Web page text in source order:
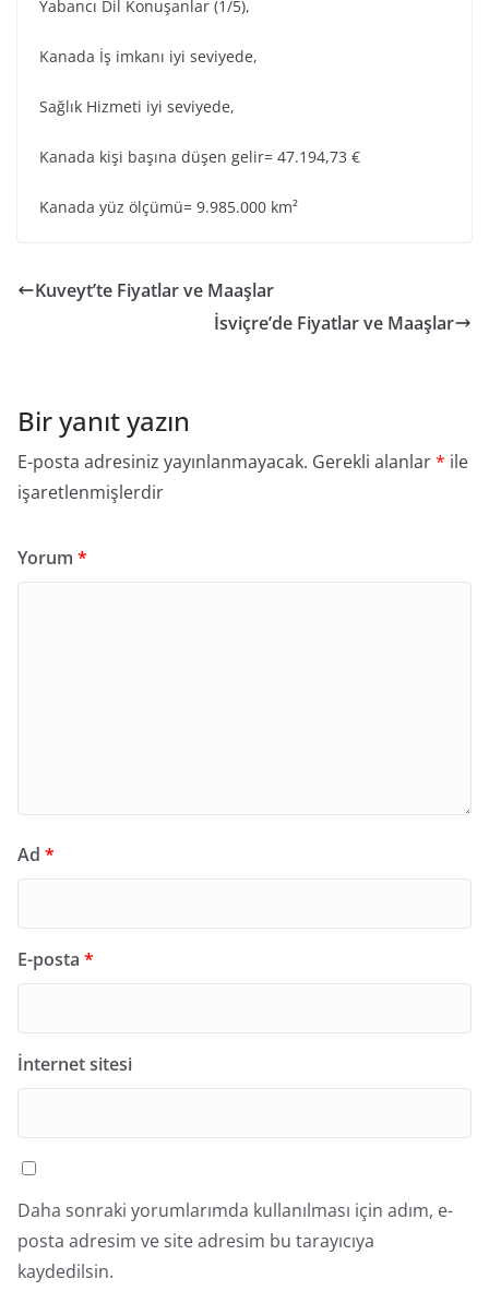
Yabancı Dil Konuşanlar (1/5),
Kanada İş imkanı iyi seviyede,
Sağlık Hizmeti iyi seviyede,
Kanada kişi başına düşen gelir= 47.194,73 €
Kanada yüz ölçümü= 9.985.000 km²
Kuveyt’te Fiyatlar ve Maaşlar
İsviçre’de Fiyatlar ve Maaşlar
Bir yanıt yazın
E-posta adresiniz yayınlanmayacak. Gerekli alanlar* ile
işaretlenmişlerdir
Yorum *
Ad *
E-posta *
İnternet sitesi
Daha sonraki yorumlarımda kullanılması için adım, e-
posta adresim ve site adresim bu tarayıcıya
kaydedilsin.